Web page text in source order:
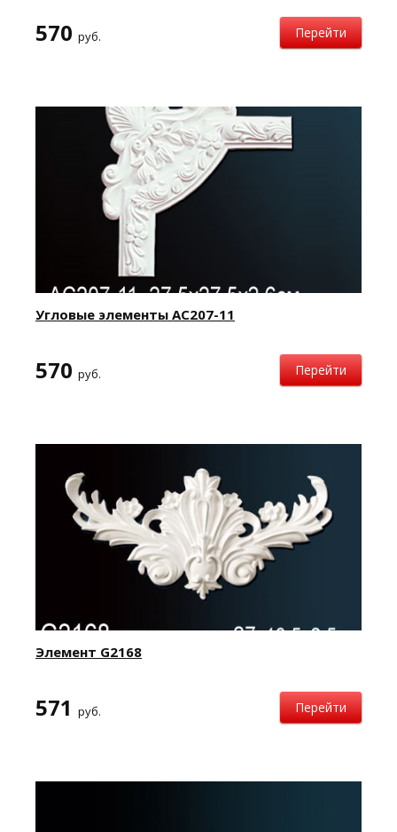
570 руб. Перейти
Угловые элементы AC207-11
570 руб. Перейти
Элемент G2168
571 руб. Перейти